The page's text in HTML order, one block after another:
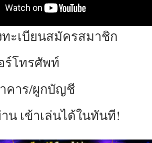
ทะเบียนสมัครสมาชิก
ร์โทรศัพท์
คาร/ผูกบัญชี
น เข้าเล่นได้ในทันที!